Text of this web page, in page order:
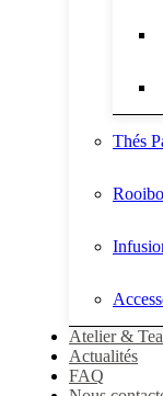
Thés
Atelier &
Actualités
FAQ